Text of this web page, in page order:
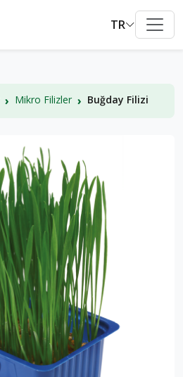
TR
Mikro Filizler Buğday Filizi